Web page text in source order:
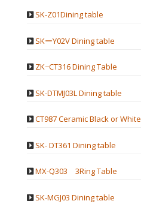
SK-Z01Dining table
SKーY02V Dining table
ZK−CT316 Dining Table
SK-DTMJ03L Dining table
CT987 Ceramic Black or White
SK- DT361 Dining table
MX-Q303 3Ring Table
SK-MGJ03 Dining table